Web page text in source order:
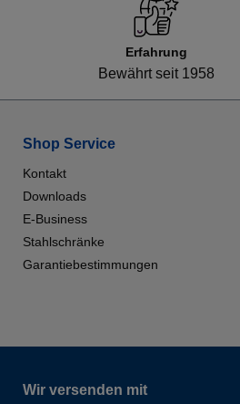
Erfahrung
Bewährt seit 1958
Shop Service
Kontakt
Downloads
E-Business
Stahlschränke
Garantiebestimmungen
Wir versenden mit